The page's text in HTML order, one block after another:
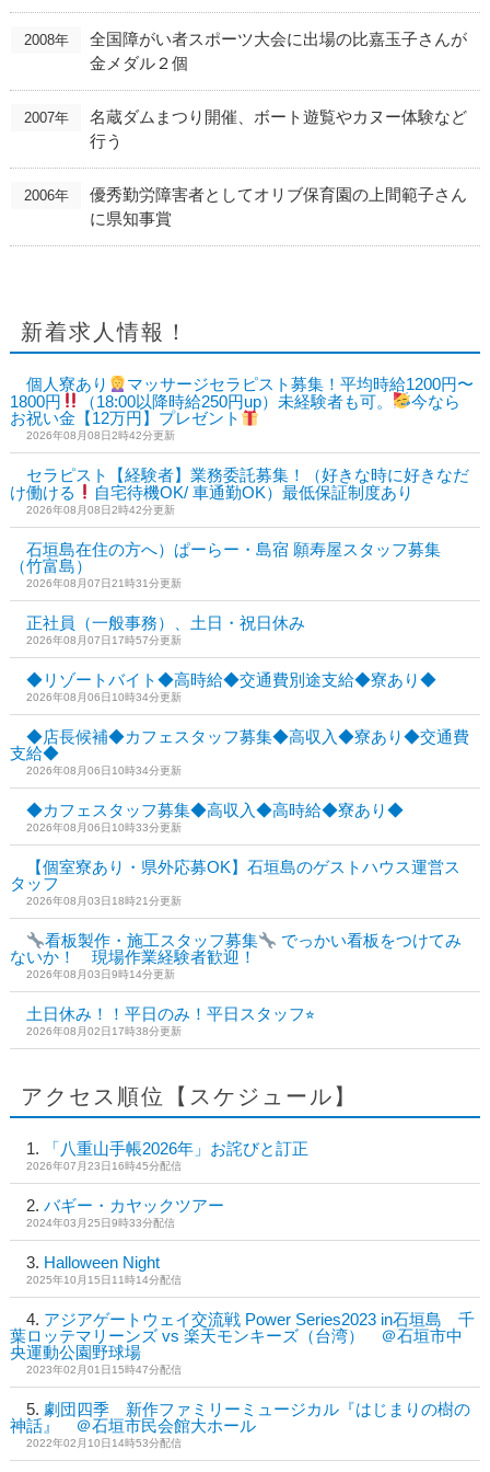
2008年
全国障がい者スポーツ大会に出場の比嘉玉子さんが
金メダル２個
2007年
名蔵ダムまつり開催、ボート遊覧やカヌー体験など
行う
2006年
優秀勤労障害者としてオリブ保育園の上間範子さん
に県知事賞
新着求人情報！
個人寮あり
マッサージセラピスト募集！平均時給1200円〜
1800円
（18:00以降時給250円up）未経験者も可。
今なら
お祝い金【12万円】プレゼント
2026年08月08日2時42分更新
セラピスト【経験者】業務委託募集！（好きな時に好きなだ
け働ける
自宅待機OK/ 車通勤OK）最低保証制度あり
2026年08月08日2時42分更新
石垣島在住の方へ）ぱーらー・島宿 願寿屋スタッフ募集
（竹富島）
2026年08月07日21時31分更新
正社員（一般事務）、土日・祝日休み
2026年08月07日17時57分更新
◆リゾートバイト◆高時給◆交通費別途支給◆寮あり◆
2026年08月06日10時34分更新
◆店長候補◆カフェスタッフ募集◆高収入◆寮あり◆交通費
支給◆
2026年08月06日10時34分更新
◆カフェスタッフ募集◆高収入◆高時給◆寮あり◆
2026年08月06日10時33分更新
【個室寮あり・県外応募OK】石垣島のゲストハウス運営ス
タッフ
2026年08月03日18時21分更新
看板製作・施工スタッフ募集
でっかい看板をつけてみ
ないか！ 現場作業経験者歓迎！
2026年08月03日9時14分更新
土日休み！！平日のみ！平日スタッフ⭐︎
2026年08月02日17時38分更新
アクセス順位【スケジュール】
「八重山手帳2026年」お詫びと訂正
2026年07月23日16時45分配信
バギー・カヤックツアー
2024年03月25日9時33分配信
Halloween Night
2025年10月15日11時14分配信
アジアゲートウェイ交流戦 Power Series2023 in石垣島 千
葉ロッテマリーンズ vs 楽天モンキーズ（台湾） ＠石垣市中
央運動公園野球場
2023年02月01日15時47分配信
劇団四季 新作ファミリーミュージカル『はじまりの樹の
神話』 ＠石垣市民会館大ホール
2022年02月10日14時53分配信